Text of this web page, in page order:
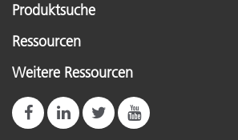
Produktsuche
Ressourcen
Weitere Ressourcen